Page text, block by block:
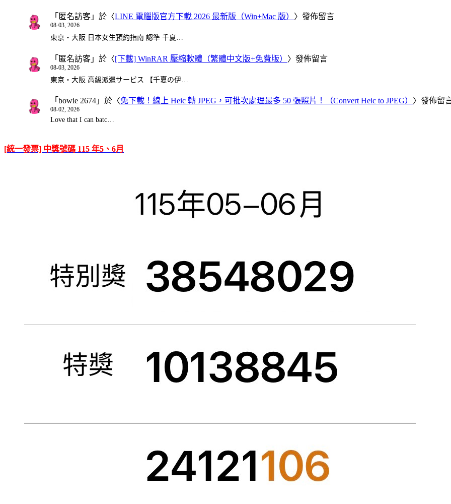
「 匿名訪客 」於〈LINE 電腦版官方下載 2026 最新版（Win+Mac 版） 〉發佈留言
08-03, 2026
東京・大阪 日本女生預約指南 認準 千夏…
「 匿名訪客 」於〈[下載] WinRAR 壓縮軟體（繁體中文版+免費版） 〉發佈留言
08-03, 2026
東京・大阪 高級派遣サービス 【千夏の伊…
「 bowie 2674 」於〈免下載！線上 Heic 轉 JPEG，可批次處理最多 50 張照片！（Convert Heic to JPEG） 〉發佈留
08-02, 2026
Love that I can batc…
[統一發票] 中獎號碼 115 年5、6月